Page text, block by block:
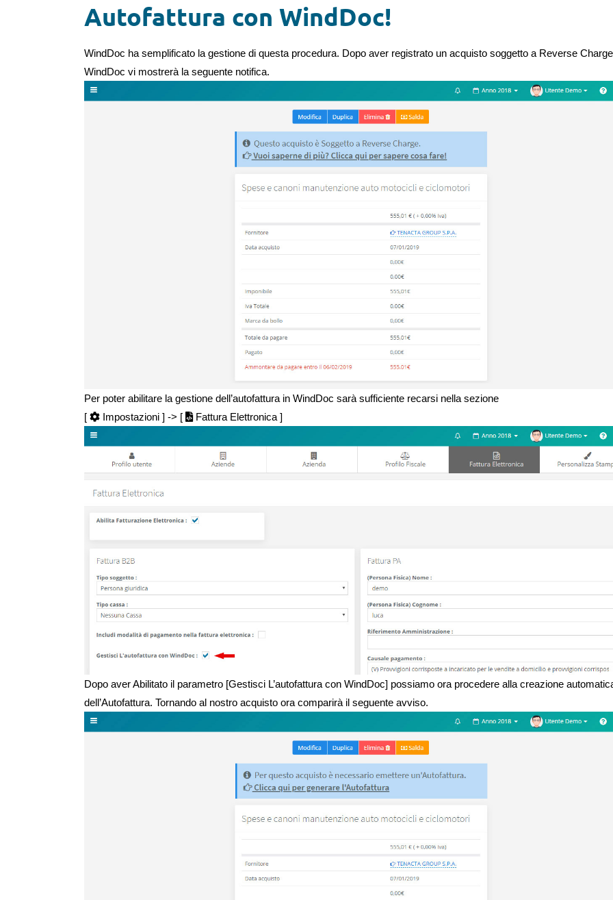
Autofattura con WindDoc!
WindDoc ha semplificato la gestione di questa procedura. Dopo aver registrato un acquisto soggetto a Reverse
WindDoc vi mostrerà la seguente notifica.
Per poter abilitare la gestione dell’autofattura in WindDoc sarà sufficiente recarsi nella sezione
[
Impostazioni ] -> [ Fattura Elettronica ]
Dopo aver Abilitato il parametro [Gestisci L’autofattura con WindDoc] possiamo ora procedere alla creazione
dell’Autofattura. Tornando al nostro acquisto ora comparirà il seguente avviso.